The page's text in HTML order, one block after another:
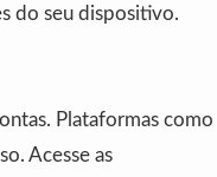
do seu dispositivo.
Plataformas como
Acesse as